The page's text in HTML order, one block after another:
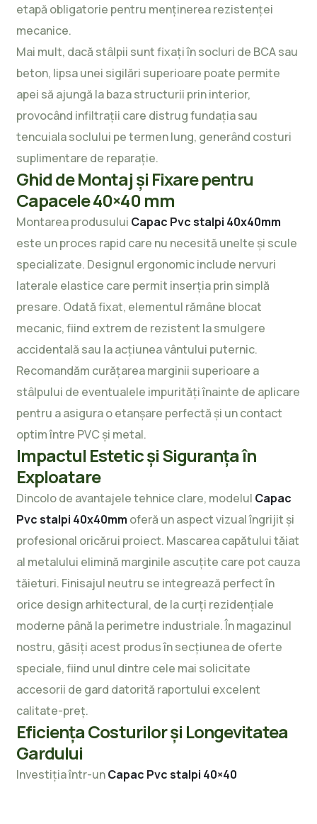
etapă obligatorie pentru menținerea rezistenței
mecanice.
Mai mult, dacă stâlpii sunt fixați în socluri de BCA sau
beton, lipsa unei sigilări superioare poate permite
apei să ajungă la baza structurii prin interior,
provocând infiltrații care distrug fundația sau
tencuiala soclului pe termen lung, generând costuri
suplimentare de reparație.
Ghid de Montaj și Fixare pentru
Capacele 40×40 mm
Montarea produsului Capac Pvc stalpi 40x40mm
este un proces rapid care nu necesită unelte și scule
specializate. Designul ergonomic include nervuri
laterale elastice care permit inserția prin simplă
presare. Odată fixat, elementul rămâne blocat
mecanic, fiind extrem de rezistent la smulgere
accidentală sau la acțiunea vântului puternic.
Recomandăm curățarea marginii superioare a
stâlpului de eventualele impurități înainte de aplicare
pentru a asigura o etanșare perfectă și un contact
optim între PVC și metal.
Impactul Estetic și Siguranța în
Exploatare
Dincolo de avantajele tehnice clare, modelul Capac
Pvc stalpi 40x40mm oferă un aspect vizual îngrijit și
profesional oricărui proiect. Mascarea capătului tăiat
al metalului elimină marginile ascuțite care pot cauza
tăieturi. Finisajul neutru se integrează perfect în
orice design arhitectural, de la curți rezidențiale
moderne până la perimetre industriale. În magazinul
nostru, găsiți acest produs în secțiunea de oferte
speciale, fiind unul dintre cele mai solicitate
accesorii de gard datorită raportului excelent
calitate-preț.
Eficiența Costurilor și Longevitatea
Gardului
Investiția într-unCapac Pvc stalpi 40×40